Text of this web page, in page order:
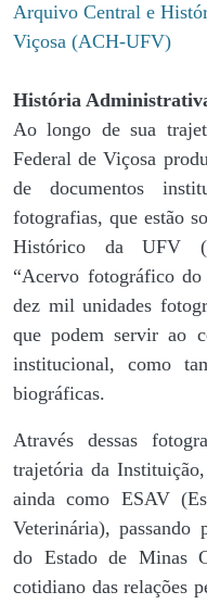
Arquivo Central e
Viçosa (ACH-UFV)
História
Ao longo de sua
Federal de Viçosa
de documentos
fotografias, que estão
Histórico da UFV
“Acervo fotográfico
dez mil unidades
que podem servir ao
institucional, como
biográficas.
Através dessas
trajetória da
ainda como ESAV
Veterinária), passando
do Estado de Minas
cotidiano das relações